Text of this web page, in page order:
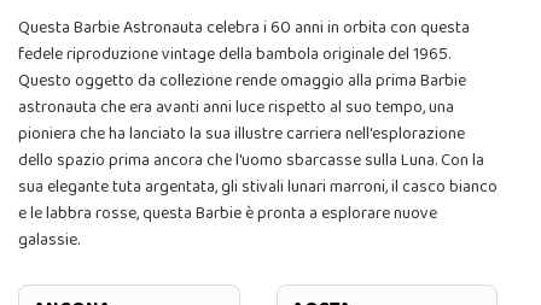
Questa Barbie Astronauta celebra i 60 anni in orbita con questa
fedele riproduzione vintage della bambola originale del 1965.
Questo oggetto da collezione rende omaggio alla prima Barbie
astronauta che era avanti anni luce rispetto al suo tempo, una
pioniera che ha lanciato la sua illustre carriera nell'esplorazione
dello spazio prima ancora che l'uomo sbarcasse sulla Luna. Con la
sua elegante tuta argentata, gli stivali lunari marroni, il casco bianco
e le labbra rosse, questa Barbie è pronta a esplorare nuove
galassie.